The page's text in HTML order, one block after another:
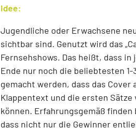
Idee:
Jugendliche oder Erwachsene
sichtbar sind. Genutzt wird das
Fernsehshows. Das heißt, dass
Ende nur noch die beliebtesten
gemacht werden, dass das
Klappentext und die ersten
können. Erfahrungsgemäß
dass nicht nur die Gewinner